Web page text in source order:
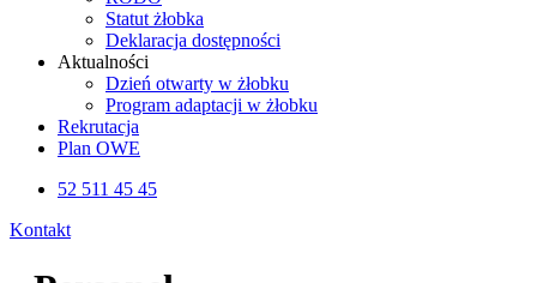
Statut żłobka
Deklaracja dostępności
Aktualności
Dzień otwarty w żłobku
Program adaptacji w żłobku
Rekrutacja
Plan OWE
52 511 45 45
Kontakt